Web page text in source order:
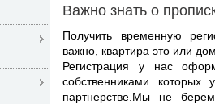
Важно знать о
Получить временную
важно, квартира это или
Регистрация у нас
собственниками
партнерстве.Мы не